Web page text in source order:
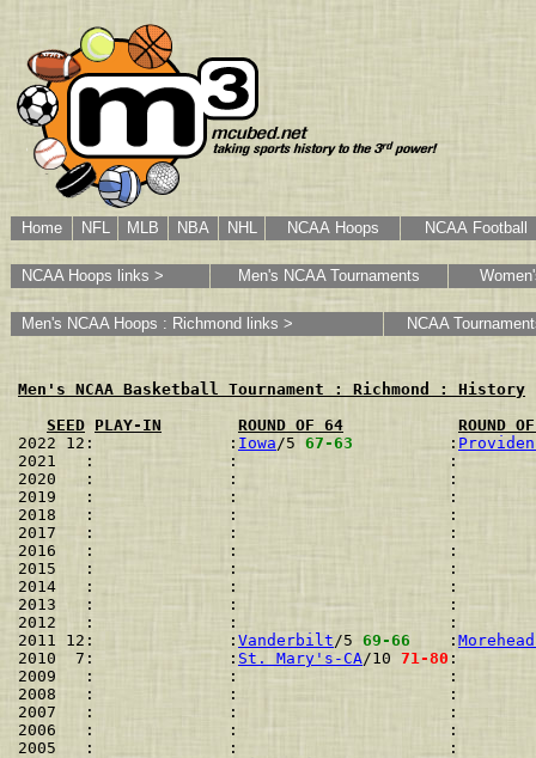
Home NFL MLB NBA NHL NCAA Hoops NCAA Football
NCAA Hoops links > Men's NCAA Tournaments
Men's NCAA Hoops : Richmond links > NCAA
Men's NCAA Basketball Tournament : Richmond : History
SEED PLAY-IN ROUND OF 64
ROUND
2022 12:              : Iowa/5 67-63
          :
2021   :              :                      :
2020   :              :                      :
2019   :              :                      :
2018   :              :                      :
2017   :              :                      :
2016   :              :                      :
2015   :              :                      :
2014   :              :                      :
2013   :              :                      :
2012   :              :                      :
2011 12:              : Vanderbilt/5 69-66
    :
2010  7:              : St. Mary's-CA/10 71-80 :
2009   :              :                      :
2008   :              :                      :
2007   :              :                      :
2006   :              :                      :
2005   :              :                      :